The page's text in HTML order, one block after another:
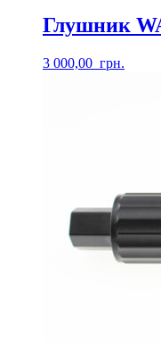
Глушник
3 000,00 грн.